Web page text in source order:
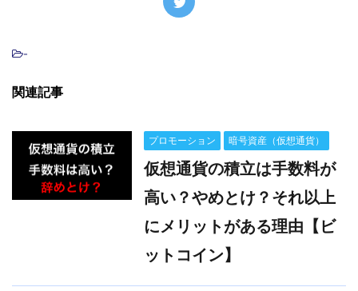
-
関連記事
プロモーション 暗号資産（仮想通貨）
仮想通貨の積立は手数料が
高い？やめとけ？それ以上
にメリットがある理由【ビ
ットコイン】